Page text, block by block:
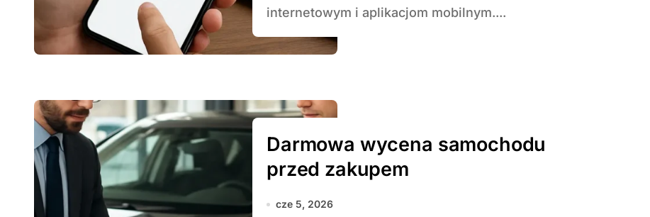
internetowym i aplikacjom mobilnym....
Darmowa wycena samochodu
przed zakupem
cze 5, 2026